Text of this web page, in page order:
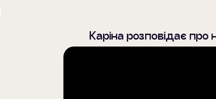
Каріна розповідає